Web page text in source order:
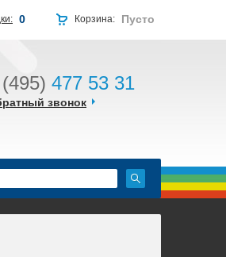
477 53 31
звонок
Корзина: Пусто
0